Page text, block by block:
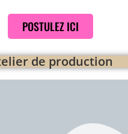
POSTULEZ ICI
de production